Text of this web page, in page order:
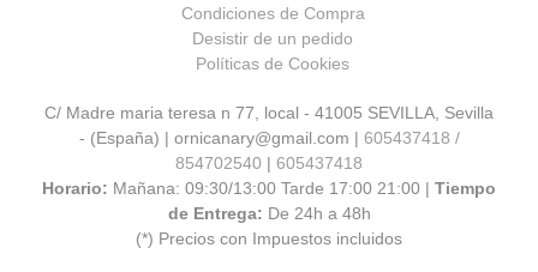
Condiciones de Compra
Desistir de un pedido
Políticas de Cookies
C/ Madre maria teresa n 77, local - 41005 SEVILLA, Sevilla
- (España) | ornicanary@gmail.com | 605437418 /
854702540 | 605437418
Horario: Mañana: 09:30/13:00 Tarde 17:00 21:00 | Tiempo
de Entrega: De 24h a 48h
(*) Precios con Impuestos incluidos